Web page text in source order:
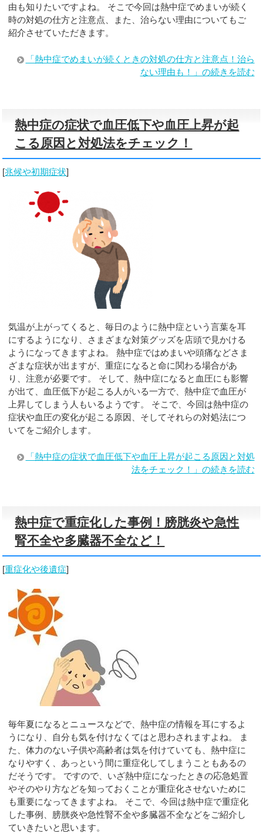
由も知りたいですよね。 そこで今回は熱中症でめまいが続く
時の対処の仕方と注意点、また、治らない理由についてもご
紹介させていただきます。
「熱中症でめまいが続くときの対処の仕方と注意点！治ら
ない理由も！」の続きを読む
熱中症の症状で血圧低下や血圧上昇が起
こる原因と対処法をチェック！
[兆候や初期症状]
気温が上がってくると、毎日のように熱中症という言葉を耳
にするようになり、さまざまな対策グッズを店頭で見かける
ようになってきますよね。 熱中症ではめまいや頭痛などさま
ざまな症状が出ますが、重症になると命に関わる場合があ
り、注意が必要です。 そして、熱中症になると血圧にも影響
が出て、血圧低下が起こる人がいる一方で、熱中症で血圧が
上昇してしまう人もいるようです。 そこで、今回は熱中症の
症状や血圧の変化が起こる原因、そしてそれらの対処法につ
いてをご紹介します。
「熱中症の症状で血圧低下や血圧上昇が起こる原因と対処
法をチェック！」の続きを読む
熱中症で重症化した事例！膀胱炎や急性
腎不全や多臓器不全など！
[重症化や後遺症]
毎年夏になるとニュースなどで、熱中症の情報を耳にするよ
うになり、自分も気を付けなくてはと思わされますよね。 ま
た、体力のない子供や高齢者は気を付けていても、熱中症に
なりやすく、あっという間に重症化してしまうこともあるの
だそうです。 ですので、いざ熱中症になったときの応急処置
やそのやり方などを知っておくことが重症化させないために
も重要になってきますよね。 そこで、今回は熱中症で重症化
した事例、膀胱炎や急性腎不全や多臓器不全などをご紹介し
ていきたいと思います。